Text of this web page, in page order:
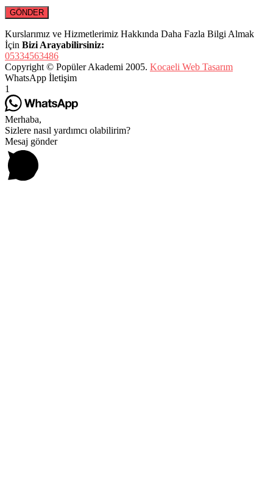
Kurslarımız ve Hizmetlerimiz Hakkında Daha Fazla Bilgi Almak
İçin Bizi Arayabilirsiniz:
05334563486
Copyright © Popüler Akademi 2005. Kocaeli Web Tasarım
WhatsApp İletişim
1
Merhaba,
Sizlere nasıl yardımcı olabilirim?
Mesaj gönder